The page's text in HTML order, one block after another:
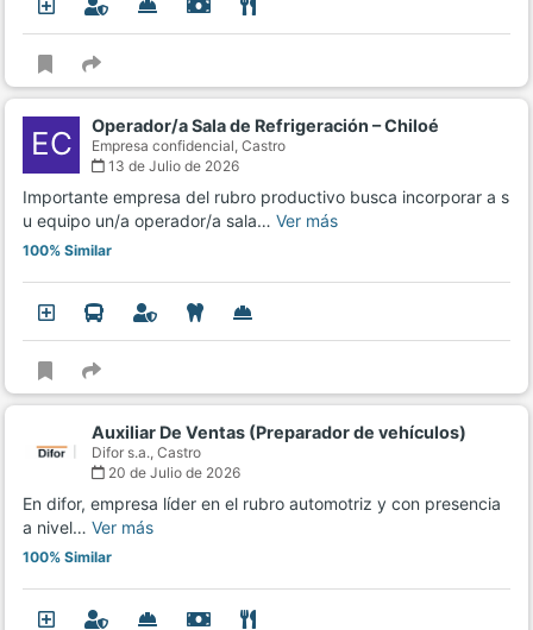
EC Operador/a Sala de Refrigeración – Chiloé
Empresa confidencial, Castro
13 de Julio de 2026
Importante empresa del rubro productivo busca incorporar a s
u equipo un/a operador/a sala… Ver más
100% Similar
Auxiliar De Ventas (Preparador de vehículos)
Difor s.a., Castro
20 de Julio de 2026
En difor, empresa líder en el rubro automotriz y con presencia
a nivel… Ver más
100% Similar